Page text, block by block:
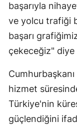
başarıyla
ve yolcu trafiği
başarı
çekeceğiz"
hizmet
Türkiye'nin
güçlendiğini